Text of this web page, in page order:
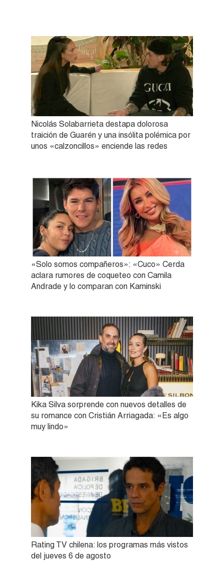
Nicolás Solabarrieta destapa dolorosa
traición de Guarén y una insólita polémica por
unos «calzoncillos» enciende las redes
«Solo somos compañeros»: «Cuco» Cerda
aclara rumores de coqueteo con Camila
Andrade y lo comparan con Kaminski
Kika Silva sorprende con nuevos detalles de
su romance con Cristián Arriagada: «Es algo
muy lindo»
Rating TV chilena: los programas más vistos
del jueves 6 de agosto